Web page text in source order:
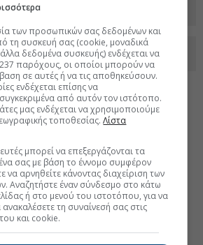
στο Discover
των προσωπικών σας δεδομένων και
τη συσκευή σας (cookie, μοναδικά
δεδομένα συσκευής) ενδέχεται να
παρόχους, οι οποίοι μπορούν να
σε αυτές ή να τις αποθηκεύσουν.
ενδέχεται επίσης να
από αυτόν τον ιστότοπο.
μας ενδέχεται να χρησιμοποιούμε
τοποθεσίας.Λίστα
μπορεί να επεξεργάζονται τα
σας με βάση το έννομο συμφέρον
να αρνηθείτε κάνοντας διαχείριση των
Αναζητήστε έναν σύνδεσμο στο κάτω
ή στο μενού του ιστοτόπου, για να
ανακαλέσετε τη συναίνεσή σας στις
και cookie.